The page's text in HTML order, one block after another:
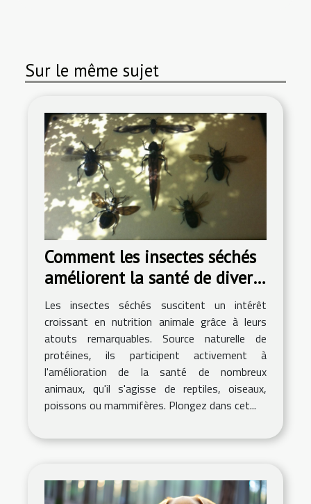
Sur le même sujet
Comment les insectes séchés
améliorent la santé de divers
animaux ?
Les insectes séchés suscitent un intérêt
croissant en nutrition animale grâce à leurs
atouts remarquables. Source naturelle de
protéines, ils participent activement à
l'amélioration de la santé de nombreux
animaux, qu'il s'agisse de reptiles, oiseaux,
poissons ou mammifères. Plongez dans cet...